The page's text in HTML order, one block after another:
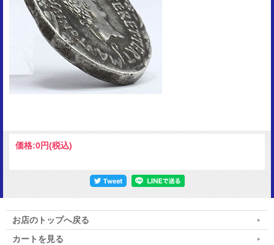
価格:0円(税込)
お店のトップへ戻る
カートを見る